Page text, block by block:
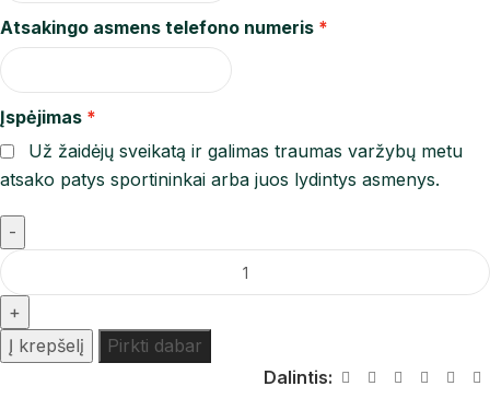
Atsakingo asmens telefono numeris
Įspėjimas
Už žaidėjų sveikatą ir galimas traumas varžybų metu
atsako patys sportininkai arba juos lydintys asmenys.
Į krepšelį
Pirkti dabar
Dalintis: